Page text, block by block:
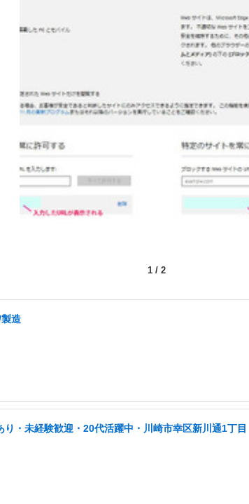
1 / 2
造
・未経験歓迎・20代活躍中・川崎市幸区新川通1丁目